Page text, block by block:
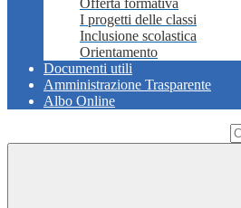
Offerta formativa
I progetti delle classi
Inclusione scolastica
Orientamento
Documenti utili
Amministrazione Trasparente
Albo Online